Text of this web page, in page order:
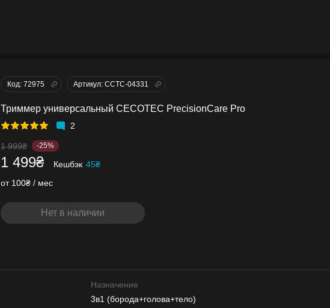
Код: 72975 Артикул: CCTC-04331
Триммер универсальный CECOTEC PrecisionCare Pro
2
1 999₴ -25%
1 499₴ Кешбэк 45₴
от 100₴ / мес
Нет в наличии
Назначение
3в1 (борода+голова+тело)